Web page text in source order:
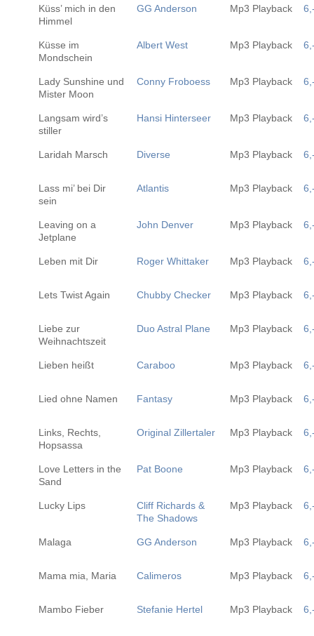
Küss’ mich in den
Himmel
GG Anderson Mp3 Playback
Küsse im
Mondschein
Albert West Mp3 Playback
Lady Sunshine und
Mister Moon
Conny Froboess Mp3 Playback
Langsam wird’s
stiller
Hansi Hinterseer Mp3 Playback
Laridah Marsch Diverse Mp3 Playback
Lass mi’ bei Dir
sein
Atlantis Mp3 Playback
Leaving on a
Jetplane
John Denver Mp3 Playback
Leben mit Dir Roger Whittaker Mp3 Playback
Lets Twist Again Chubby Checker Mp3 Playback
Liebe zur
Weihnachtszeit
Duo Astral Plane Mp3 Playback
Lieben heißt Caraboo Mp3 Playback
Lied ohne Namen Fantasy Mp3 Playback
Links, Rechts,
Hopsassa
Original Zillertaler Mp3 Playback
Love Letters in the
Sand
Pat Boone Mp3 Playback
Lucky Lips
Cliff Richards &
The Shadows
Mp3 Playback
Malaga GG Anderson Mp3 Playback
Mama mia, Maria Calimeros Mp3 Playback
Mambo Fieber Stefanie Hertel Mp3 Playback